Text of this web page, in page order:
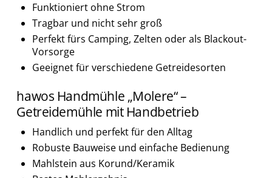
Funktioniert ohne Strom
Tragbar und nicht sehr groß
Perfekt fürs Camping, Zelten oder als Blackout-
Vorsorge
Geeignet für verschiedene Getreidesorten
hawos Handmühle „Molere“ –
Getreidemühle mit Handbetrieb
Handlich und perfekt für den Alltag
Robuste Bauweise und einfache Bedienung
Mahlstein aus Korund/Keramik